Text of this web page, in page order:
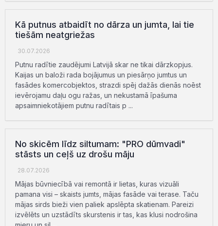
Kā putnus atbaidīt no dārza un jumta, lai tie
tiešām neatgriežas
30.07.2026
Putnu radītie zaudējumi Latvijā skar ne tikai dārzkopjus.
Kaijas un baloži rada bojājumus un piesārņo jumtus un
fasādes komercobjektos, strazdi spēj dažās dienās noēst
ievērojamu daļu ogu ražas, un nekustamā īpašuma
apsaimniekotājiem putnu radītais p ...
No skicēm līdz siltumam: "PRO dūmvadi"
stāsts un ceļš uz drošu māju
28.07.2026
Mājas būvniecībā vai remontā ir lietas, kuras vizuāli
pamana visi – skaists jumts, mājas fasāde vai terase. Taču
mājas sirds bieži vien paliek apslēpta skatienam. Pareizi
izvēlēts un uzstādīts skurstenis ir tas, kas klusi nodrošina